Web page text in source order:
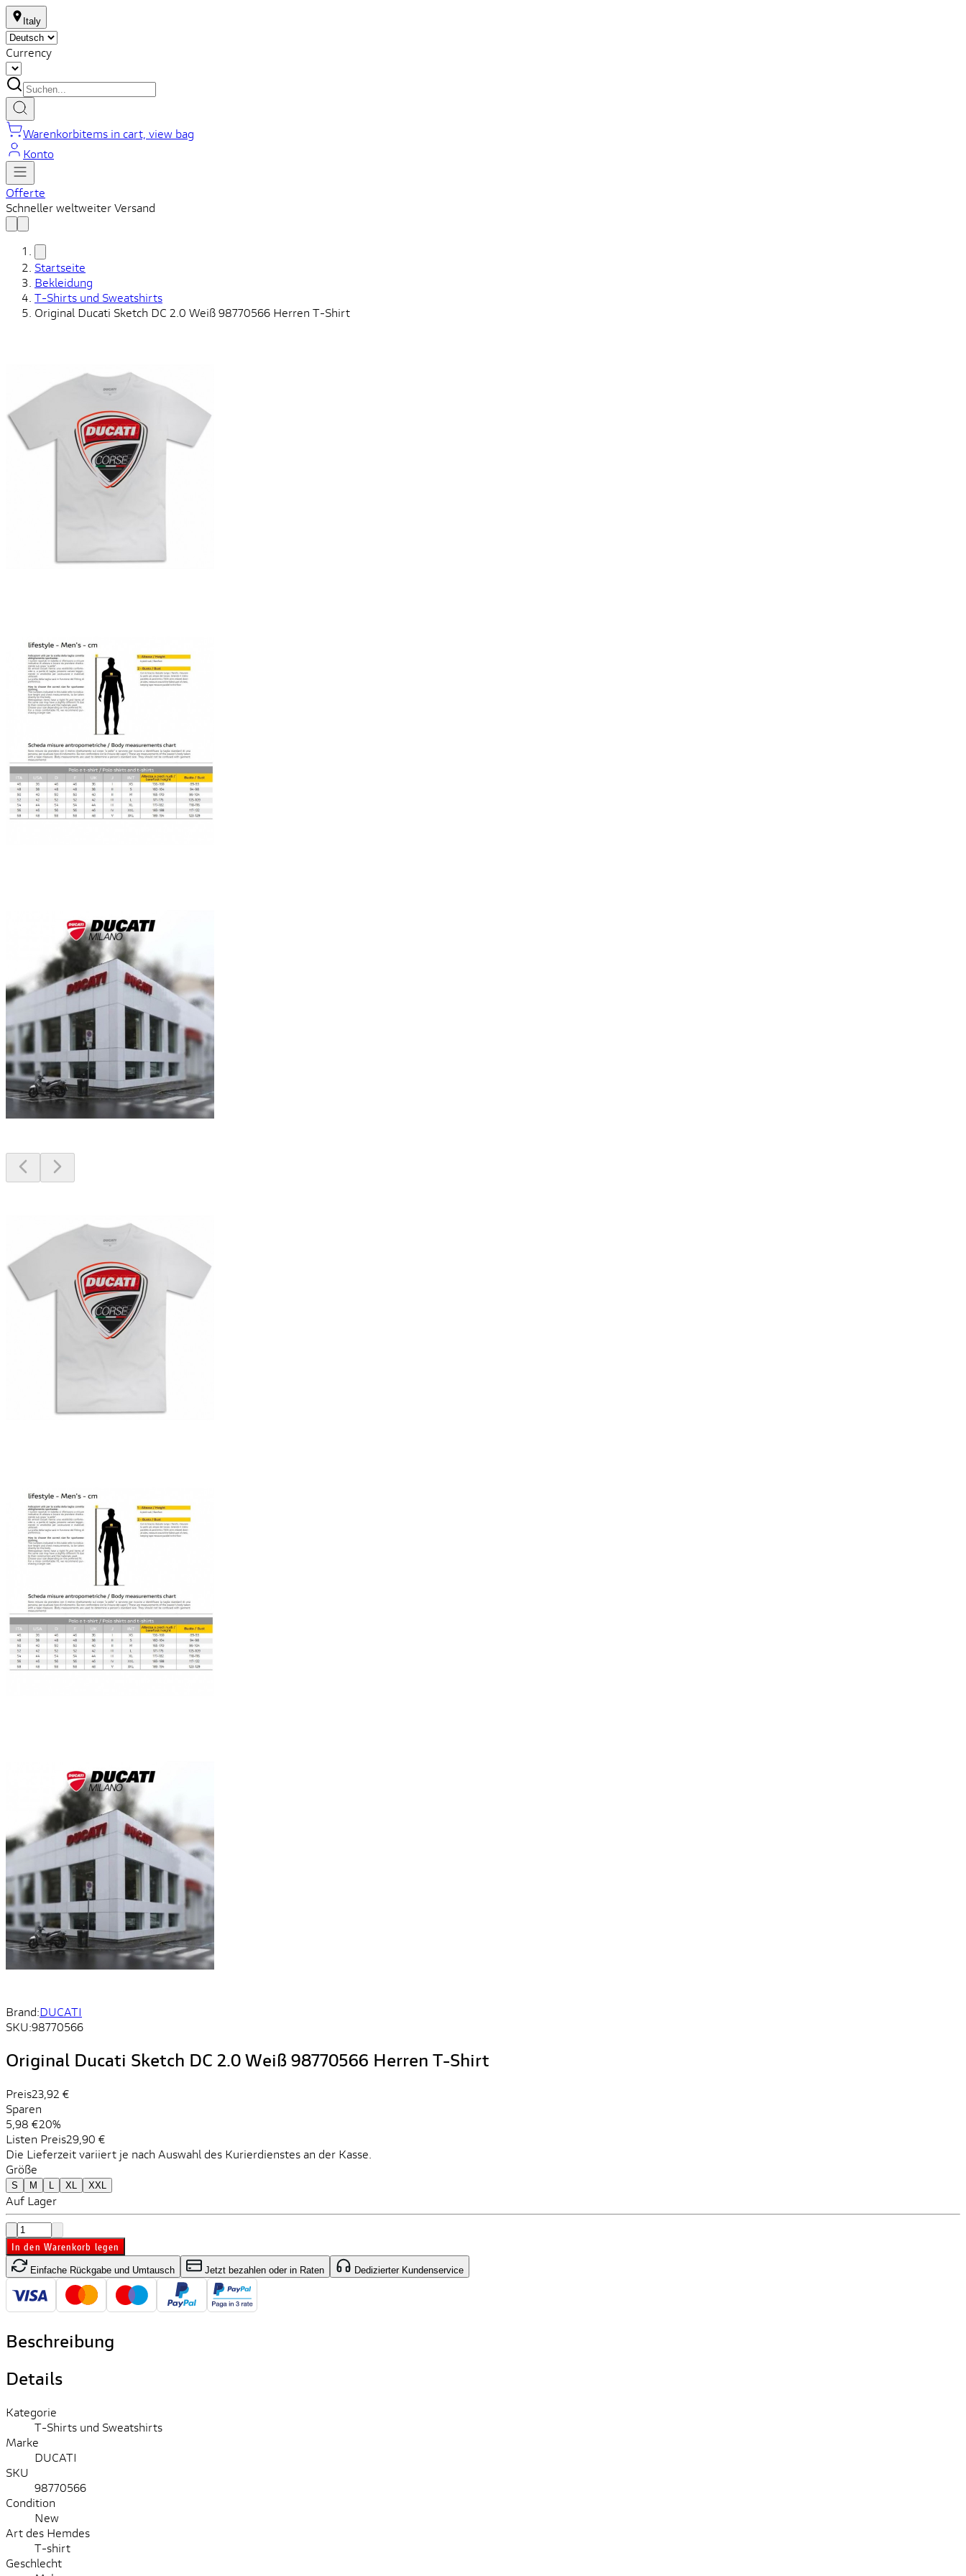
Italy
Currency
Warenkorbitems in cart, view bag
Konto
Offerte
Schneller weltweiter Versand
Startseite
Bekleidung
T-Shirts und Sweatshirts
Original Ducati Sketch DC 2.0 Weiß 98770566 Herren T-Shirt
Brand:DUCATI
SKU:98770566
Original Ducati Sketch DC 2.0 Weiß 98770566 Herren T-Shirt
Preis23,92 €
Sparen
5,98 €20%
Listen Preis29,90 €
Die Lieferzeit variiert je nach Auswahl des Kurierdienstes an der Kasse.
Größe
S M XL XXL
Auf Lager
In den Warenkorb legen
Einfache Rückgabe und Umtausch Jetzt bezahlen oder in Raten Dedizierter Kundenservice
Beschreibung
Details
Kategorie
T-Shirts und Sweatshirts
Marke
DUCATI
SKU
98770566
Condition
New
Art des Hemdes
T-shirt
Geschlecht